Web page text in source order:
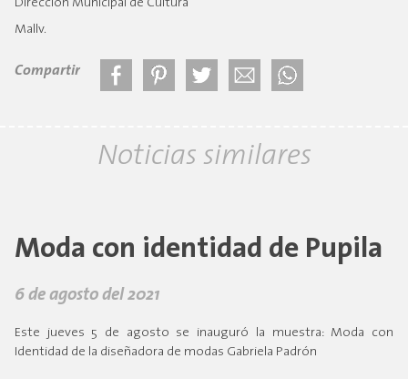
Dirección Municipal de Cultura
Mallv.
Compartir
Noticias similares
Moda con identidad de Pupila
6 de agosto del 2021
Este jueves 5 de agosto se inauguró la muestra: Moda con
Identidad de la diseñadora de modas Gabriela Padrón